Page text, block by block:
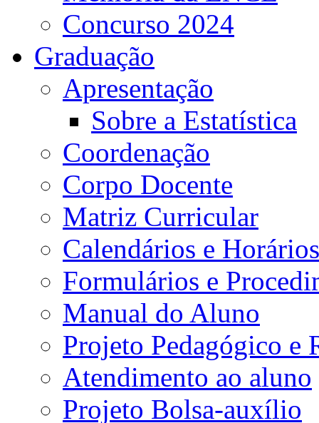
Concurso 2024
Graduação
Apresentação
Sobre a Estatística
Coordenação
Corpo Docente
Matriz Curricular
Calendários e Horários
Formulários e
Manual do Aluno
Projeto Pedagógico e
Atendimento ao aluno
Projeto Bolsa-auxílio